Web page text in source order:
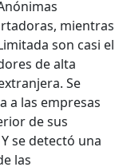
mientras
son casi el
de alta
Se
a las empresas
de sus
se detectó una
las